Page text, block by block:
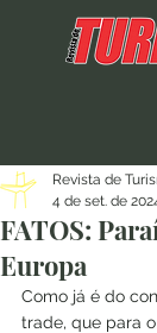
FATOS:
Europa
Revista de
4 de set. de
Como já é do
trade, que para